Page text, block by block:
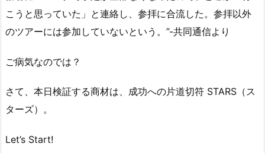
こうと思っていた」と連絡し、参拝に合流した。参拝以外
のツアーには参加していないという。”-共同通信より
ご病気なのでは？
さて、本日検証する商材は、成功への片道切符 STARS（ス
ターズ）。
Let’s Start!